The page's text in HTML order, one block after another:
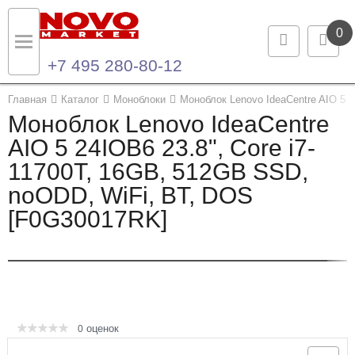
0
+7 495 280-80-12
Главная Каталог Моноблоки Моноблок Lenovo IdeaCentre AIO 5
Моноблок Lenovo IdeaCentre
AIO 5 24IOB6 23.8", Core i7-
11700T, 16GB, 512GB SSD,
noODD, WiFi, BT, DOS
[F0G30017RK]
0 оценок
Назад
Каталог продукции
Ноутбуки и ультрабуки
Компьютеры
Назад
Контакты
Контактная информация